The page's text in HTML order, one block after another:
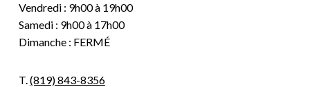
Vendredi : 9h00 à 19h00
Samedi : 9h00 à 17h00
Dimanche : FERMÉ
T.(819) 843-8356